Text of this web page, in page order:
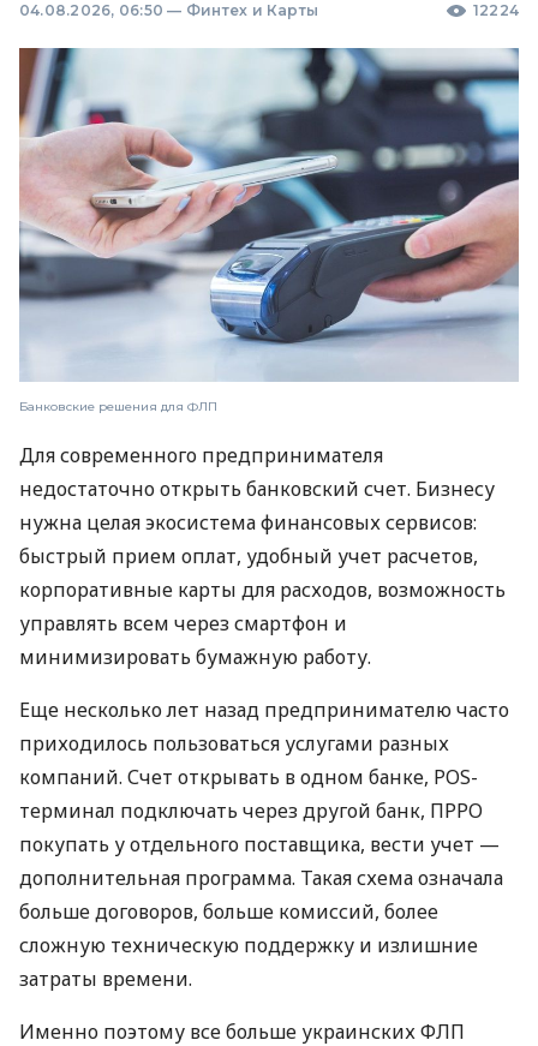
04.08.2026, 06:50 — Финтех и Карты 12224
Банковские решения для ФЛП
Для современного предпринимателя
недостаточно открыть банковский счет. Бизнесу
нужна целая экосистема финансовых сервисов:
быстрый прием оплат, удобный учет расчетов,
корпоративные карты для расходов, возможность
управлять всем через смартфон и
минимизировать бумажную работу.
Еще несколько лет назад предпринимателю часто
приходилось пользоваться услугами разных
компаний. Счет открывать в одном банке, POS-
терминал подключать через другой банк, ПРРО
покупать у отдельного поставщика, вести учет —
дополнительная программа. Такая схема означала
больше договоров, больше комиссий, более
сложную техническую поддержку и излишние
затраты времени.
Именно поэтому все больше украинских ФЛП